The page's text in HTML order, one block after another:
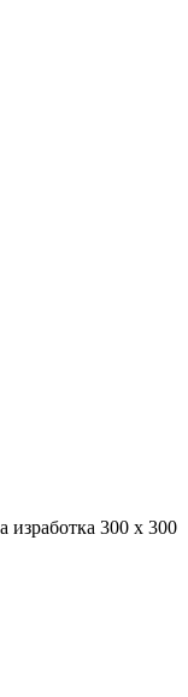
изработка 300 x 300